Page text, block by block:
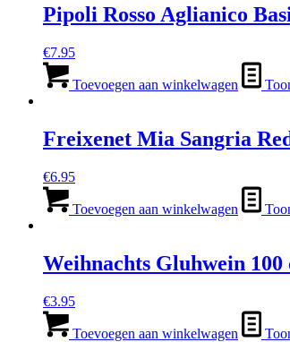
Pipoli Rosso Aglianico
€7.95
Toevoegen aan winkelwagen
Freixenet Mia Sangria
€6.95
Toevoegen aan winkelwagen
Weihnachts Gluhwein 100
€3.95
Toevoegen aan winkelwagen